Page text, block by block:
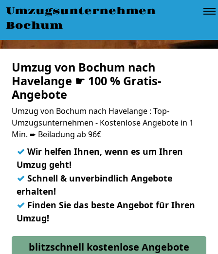
Umzugsunternehmen
Bochum
Umzug von Bochum nach
Havelange ☛ 100 % Gratis-
Angebote
Umzug von Bochum nach Havelange : Top-
Umzugsunternehmen - Kostenlose Angebote in 1
Min. ➨ Beiladung ab 96€
✓ Wir helfen Ihnen, wenn es um Ihren
Umzug geht!
✓ Schnell & unverbindlich Angebote
erhalten!
✓ Finden Sie das beste Angebot für Ihren
Umzug!
blitzschnell kostenlose Angebote